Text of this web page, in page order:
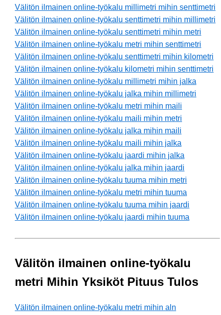
Välitön ilmainen online-työkalu millimetri mihin senttimetri
Välitön ilmainen online-työkalu senttimetri mihin millimetri
Välitön ilmainen online-työkalu senttimetri mihin metri
Välitön ilmainen online-työkalu metri mihin senttimetri
Välitön ilmainen online-työkalu senttimetri mihin kilometri
Välitön ilmainen online-työkalu kilometri mihin senttimetri
Välitön ilmainen online-työkalu millimetri mihin jalka
Välitön ilmainen online-työkalu jalka mihin millimetri
Välitön ilmainen online-työkalu metri mihin maili
Välitön ilmainen online-työkalu maili mihin metri
Välitön ilmainen online-työkalu jalka mihin maili
Välitön ilmainen online-työkalu maili mihin jalka
Välitön ilmainen online-työkalu jaardi mihin jalka
Välitön ilmainen online-työkalu jalka mihin jaardi
Välitön ilmainen online-työkalu tuuma mihin metri
Välitön ilmainen online-työkalu metri mihin tuuma
Välitön ilmainen online-työkalu tuuma mihin jaardi
Välitön ilmainen online-työkalu jaardi mihin tuuma
Välitön ilmainen online-työkalu
metri Mihin Yksiköt Pituus Tulos
Välitön ilmainen online-työkalu metri mihin aln